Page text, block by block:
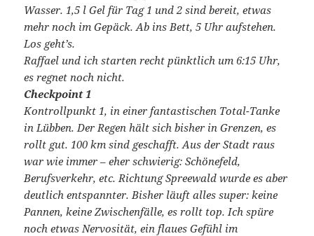
Wasser. 1,5 l Gel für Tag 1 und 2 sind bereit, etwas
mehr noch im Gepäck. Ab ins Bett, 5 Uhr aufstehen.
Los geht’s.
Raffael und ich starten recht pünktlich um 6:15 Uhr,
es regnet noch nicht.
Checkpoint 1
Kontrollpunkt 1, in einer fantastischen Total-Tanke
in Lübben. Der Regen hält sich bisher in Grenzen, es
rollt gut. 100 km sind geschafft. Aus der Stadt raus
war wie immer – eher schwierig: Schönefeld,
Berufsverkehr, etc. Richtung Spreewald wurde es aber
deutlich entspannter. Bisher läuft alles super: keine
Pannen, keine Zwischenfälle, es rollt top. Ich spüre
noch etwas Nervosität, ein flaues Gefühl im